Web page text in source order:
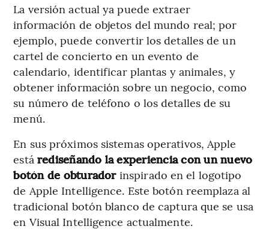
La versión actual ya puede extraer
información de objetos del mundo real; por
ejemplo, puede convertir los detalles de un
cartel de concierto en un evento de
calendario, identificar plantas y animales, y
obtener información sobre un negocio, como
su número de teléfono o los detalles de su
menú.
En sus próximos sistemas operativos, Apple
está rediseñando la experiencia con un nuevo
botón de obturador inspirado en el logotipo
de Apple Intelligence. Este botón reemplaza al
tradicional botón blanco de captura que se usa
en Visual Intelligence actualmente.